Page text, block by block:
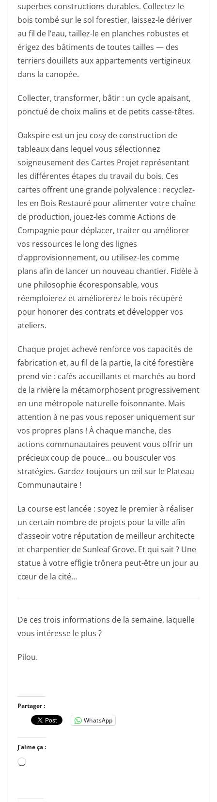
superbes constructions durables. Collectez le
bois tombé sur le sol forestier, laissez-le dériver
au fil de l’eau, taillez-le en planches robustes et
érigez des bâtiments de toutes tailles — des
terriers douillets aux appartements vertigineux
dans la canopée.
Collecter, transformer, bâtir : un cycle apaisant,
ponctué de choix malins et de petits casse-têtes.
Oakspire est un jeu cosy de construction de
tableaux dans lequel vous sélectionnez
soigneusement des Cartes Projet représentant
les différentes étapes du travail du bois. Ces
cartes offrent une grande polyvalence : recyclez-
les en Bois Restauré pour alimenter votre chaîne
de production, jouez-les comme Actions de
Compagnie pour déplacer, traiter ou améliorer
vos ressources le long des lignes
d’approvisionnement, ou utilisez-les comme
plans afin de lancer un nouveau chantier. Fidèle à
une philosophie écoresponsable, vous
réemploierez et améliorerez le bois récupéré
pour honorer des contrats et développer vos
ateliers.
Chaque projet achevé renforce vos capacités de
fabrication et, au fil de la partie, la cité forestière
prend vie : cafés accueillants et marchés au bord
de la rivière la métamorphosent progressivement
en une métropole naturelle foisonnante. Mais
attention à ne pas vous reposer uniquement sur
vos propres plans ! À chaque manche, des
actions communautaires peuvent vous offrir un
précieux coup de pouce… ou bousculer vos
stratégies. Gardez toujours un œil sur le Plateau
Communautaire !
La course est lancée : soyez le premier à réaliser
un certain nombre de projets pour la ville afin
d’asseoir votre réputation de meilleur architecte
et charpentier de Sunleaf Grove. Et qui sait ? Une
statue à votre effigie trônera peut-être un jour au
cœur de la cité…
De ces trois informations de la semaine, laquelle
vous intéresse le plus ?
Pilou.
Partager :
WhatsApp
J’aime ça :
Chargement…